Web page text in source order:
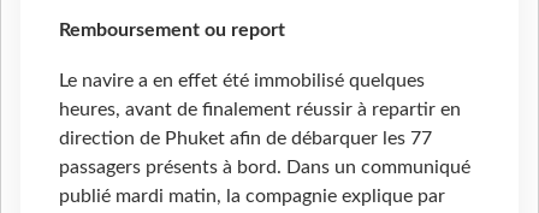
Remboursement ou report
Le navire a en effet été immobilisé quelques
heures, avant de finalement réussir à repartir en
direction de Phuket afin de débarquer les 77
passagers présents à bord. Dans un communiqué
publié mardi matin, la compagnie explique par